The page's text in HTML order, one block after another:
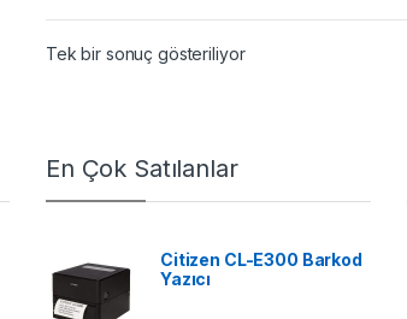
Tek bir sonuç gösteriliyor
En Çok Satılanlar
Citizen CL-E300 Barkod
Yazıcı